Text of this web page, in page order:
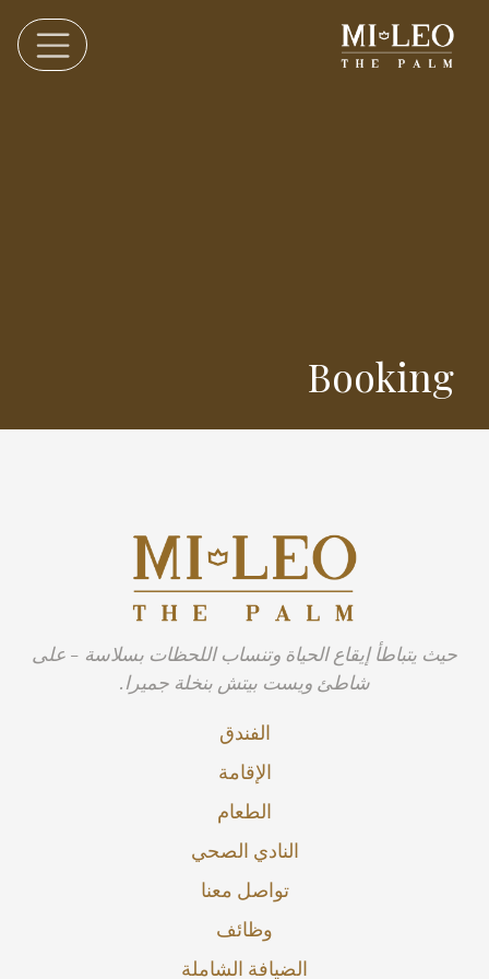
Booking
حيث يتباطأ إيقاع الحياة وتنساب اللحظات بسلاسة - على
شاطئ ويست بيتش بنخلة جميرا.
الفندق
الإقامة
الطعام
النادي الصحي
تواصل معنا
وظائف
الضيافة الشاملة